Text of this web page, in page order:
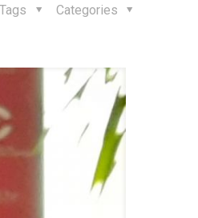
Categories
Tags